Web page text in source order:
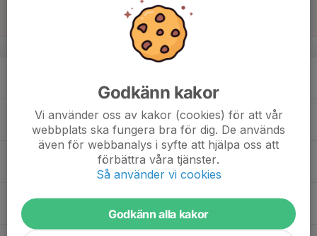
Allmänhetens
v.51
Skarpe Nord
16:40
17:50
Träning
Ale Arena
Tor
16:40
Träning
Godkänn kakor
Vi använder oss av kakor (cookies) för att vår
webbplats ska fungera bra för dig. De används
även för webbanalys i syfte att hjälpa oss att
förbättra våra tjänster.
Så använder vi cookies
Godkänn alla kakor